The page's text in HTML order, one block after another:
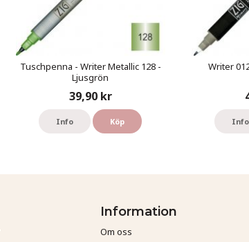
Tuschpenna - Writer Metallic 128 -
Ljusgrön
39,90 kr
Info Köp
Writer
Info
Information
Om oss